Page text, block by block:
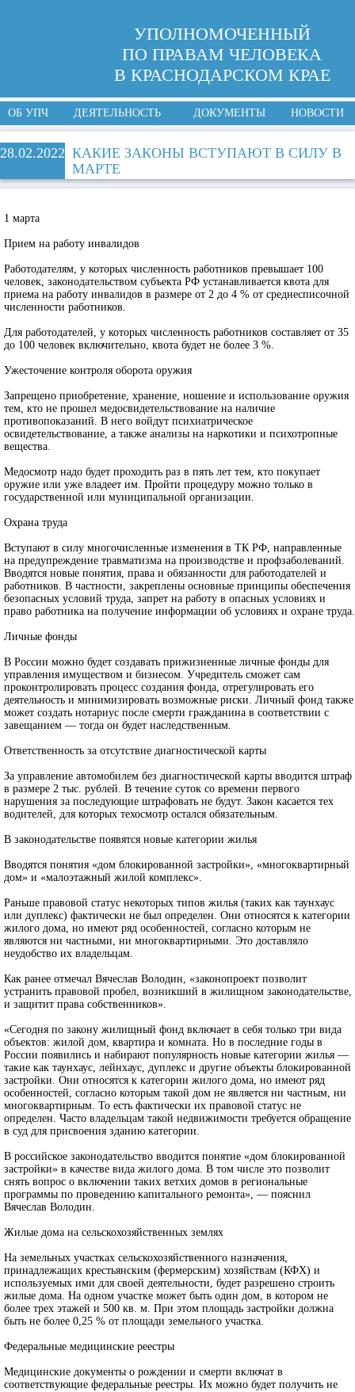
УПОЛНОМОЧЕННЫЙ
ПО ПРАВАМ ЧЕЛОВЕКА
В КРАСНОДАРСКОМ КРАЕ
ОБ УПЧ ДЕЯТЕЛЬНОСТЬ ДОКУМЕНТЫ НОВОСТИ
28.02.2022 КАКИЕ ЗАКОНЫ ВСТУПАЮТ В СИЛУ В
МАРТЕ
1 марта
Прием на работу инвалидов
Работодателям, у которых численность работников превышает 100
человек, законодательством субъекта РФ устанавливается квота для
приема на работу инвалидов в размере от 2 до 4 % от среднесписочной
численности работников.
Для работодателей, у которых численность работников составляет от 35
до 100 человек включительно, квота будет не более 3 %.
Ужесточение контроля оборота оружия
Запрещено приобретение, хранение, ношение и использование оружия
тем, кто не прошел медосвидетельствование на наличие
противопоказаний. В него войдут психиатрическое
освидетельствование, а также анализы на наркотики и психотропные
вещества.
Медосмотр надо будет проходить раз в пять лет тем, кто покупает
оружие или уже владеет им. Пройти процедуру можно только в
государственной или муниципальной организации.
Охрана труда
Вступают в силу многочисленные изменения в ТК РФ, направленные
на предупреждение травматизма на производстве и профзаболеваний.
Вводятся новые понятия, права и обязанности для работодателей и
работников. В частности, закреплены основные принципы обеспечения
безопасных условий труда, запрет на работу в опасных условиях и
право работника на получение информации об условиях и охране труда.
Личные фонды
В России можно будет создавать прижизненные личные фонды для
управления имуществом и бизнесом. Учредитель сможет сам
проконтролировать процесс создания фонда, отрегулировать его
деятельность и минимизировать возможные риски. Личный фонд также
может создать нотариус после смерти гражданина в соответствии с
завещанием — тогда он будет наследственным.
Ответственность за отсутствие диагностической карты
За управление автомобилем без диагностической карты вводится штраф
в размере 2 тыс. рублей. В течение суток со времени первого
нарушения за последующие штрафовать не будут. Закон касается тех
водителей, для которых техосмотр остался обязательным.
В законодательстве появятся новые категории жилья
Вводятся понятия «дом блокированной застройки», «многоквартирный
дом» и «малоэтажный жилой комплекс».
Раньше правовой статус некоторых типов жилья (таких как таунхаус
или дуплекс) фактически не был определен. Они относятся к категории
жилого дома, но имеют ряд особенностей, согласно которым не
являются ни частными, ни многоквартирными. Это доставляло
неудобство их владельцам.
Как ранее отмечал Вячеслав Володин, «законопроект позволит
устранить правовой пробел, возникший в жилищном законодательстве,
и защитит права собственников».
«Сегодня по закону жилищный фонд включает в себя только три вида
объектов: жилой дом, квартира и комната. Но в последние годы в
России появились и набирают популярность новые категории жилья —
такие как таунхаус, лейнхаус, дуплекс и другие объекты блокированной
застройки. Они относятся к категории жилого дома, но имеют ряд
особенностей, согласно которым такой дом не является ни частным, ни
многоквартирным. То есть фактически их правовой статус не
определен. Часто владельцам такой недвижимости требуется обращение
в суд для присвоения зданию категории.
В российское законодательство вводится понятие «дом блокированной
застройки» в качестве вида жилого дома. В том числе это позволит
снять вопрос о включении таких ветхих домов в региональные
программы по проведению капитального ремонта», — пояснил
Вячеслав Володин.
Жилые дома на сельскохозяйственных землях
На земельных участках сельскохозяйственного назначения,
принадлежащих крестьянским (фермерским) хозяйствам (КФХ) и
используемых ими для своей деятельности, будет разрешено строить
жилые дома. На одном участке может быть один дом, в котором не
более трех этажей и 500 кв. м. При этом площадь застройки должна
быть не более 0,25 % от площади земельного участка.
Федеральные медицинские реестры
Медицинские документы о рождении и смерти включат в
соответствующие федеральные реестры. Их можно будет получить не